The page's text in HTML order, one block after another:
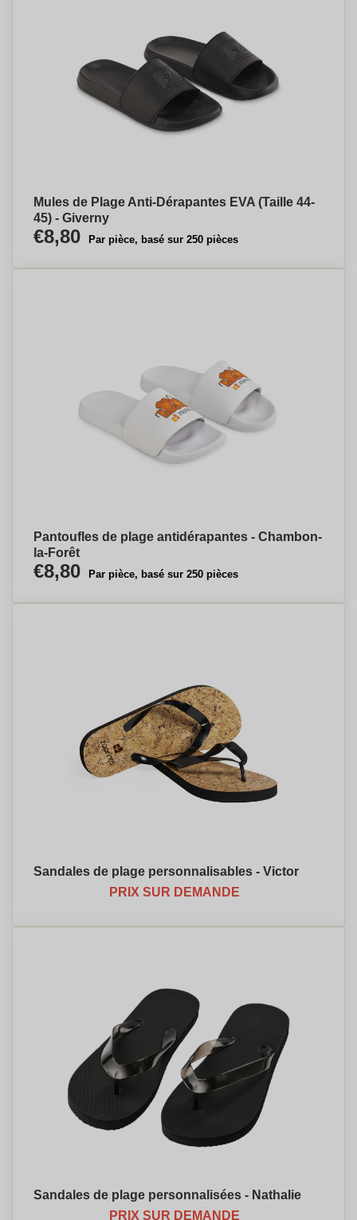
Mules de Plage Anti-Dérapantes EVA (Taille 44-
45) - Giverny
€8,80 Par pièce, basé sur 250 pièces
Pantoufles de plage antidérapantes - Chambon-
la-Forêt
€8,80 Par pièce, basé sur 250 pièces
Sandales de plage personnalisables - Victor
PRIX SUR DEMANDE
Sandales de plage personnalisées - Nathalie
PRIX SUR DEMANDE